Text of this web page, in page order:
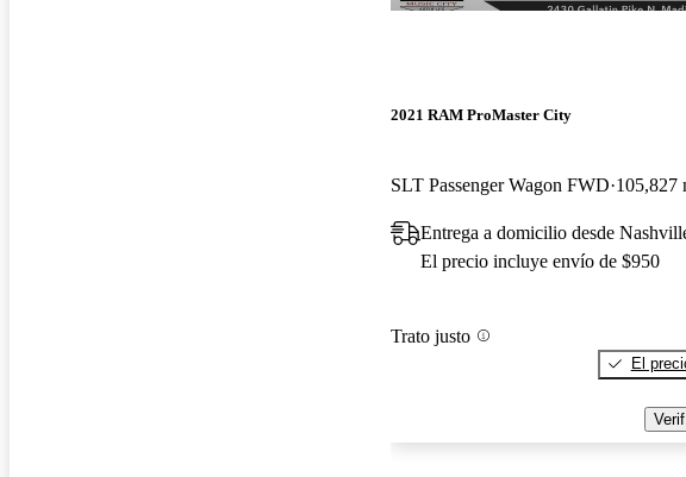
2021 RAM ProMaster City
SLT Passenger Wagon FWD 105,827
Entrega a domicilio desde
El precio incluye envío de $950
Trato justo
El